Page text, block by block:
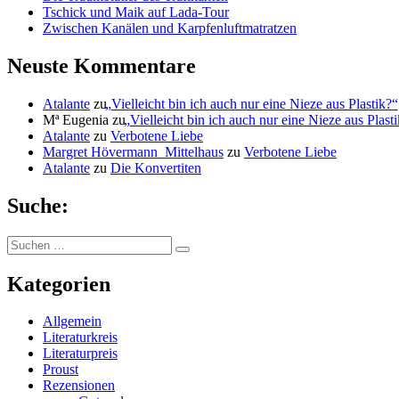
Tschick und Maik auf Lada-Tour
Zwischen Kanälen und Karpfenluftmatratzen
Neuste Kommentare
Atalante zu
„Vielleicht bin ich auch nur eine Nieze aus Plastik?“
Mª Eugenia zu
„Vielleicht bin ich auch nur eine Nieze aus
Atalante zu Verbotene Liebe
Margret Hövermann_Mittelhaus zu Verbotene Liebe
Atalante zu Die Konvertiten
Suche:
Suchen
nach:
Suchen
Kategorien
Allgemein
Literaturkreis
Literaturpreis
Proust
Rezensionen